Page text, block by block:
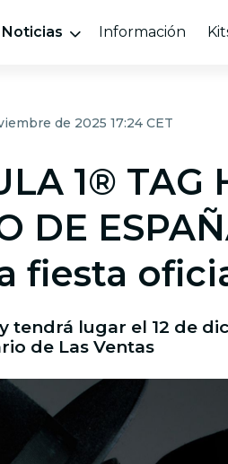
Noticias Información
de 2025 17:24 CET
1® TAG
DE
fiesta
tendrá lugar el 12 de
de Las Ventas